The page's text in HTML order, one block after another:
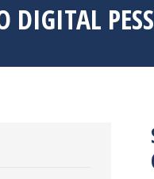
DIGITAL